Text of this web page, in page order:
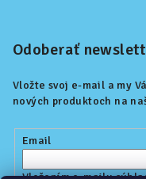
Odoberať
Vložte svoj e-mail a my
nových produktoch na
Email